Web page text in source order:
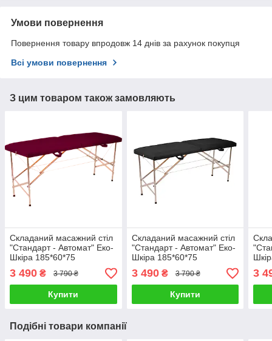
Умови повернення
Повернення товару впродовж 14 днів за рахунок покупця
Всі умови повернення
З цим товаром також замовляють
Складаний масажний стіл
"Стандарт - Автомат" Еко-
Шкіра 185*60*75
3 490 ₴ 3 790 ₴
Купити
Складаний масажний стіл
"Стандарт - Автомат" Еко-
Шкіра 185*60*75
3 490₴ 3 790 ₴
Купити
3
Подібні товари компанії